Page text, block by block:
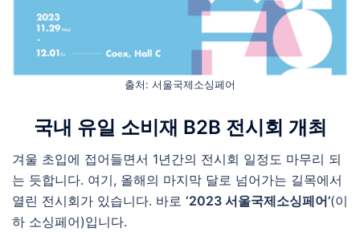
출처: 서울국제소싱페어
국내 유일 소비재 B2B 전시회 개최
겨울 초입에 접어들면서 1년간의 전시회 일정도 마무리 되
는 듯합니다. 여기, 올해의 마지막 달로 넘어가는 길목에서
열린 전시회가 있습니다. 바로 ‘2023 서울국제소싱페어’(이
하 소싱페어)입니다.